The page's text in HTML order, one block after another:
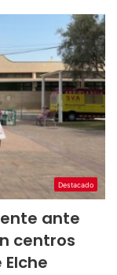
Destacado
ante
centros